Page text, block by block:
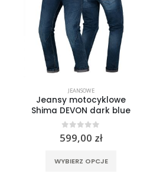
JEANSOWE
Jeansy motocyklowe
Shima DEVON dark blue
0out of 5
599,00 zł
WYBIERZ OPCJE